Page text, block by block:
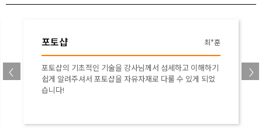
포토샵 X*X
기초부터 실무 적용까지 많이 배웠고 여러가지 예제로 같
이 또 따로 연습할 수 있었습니다